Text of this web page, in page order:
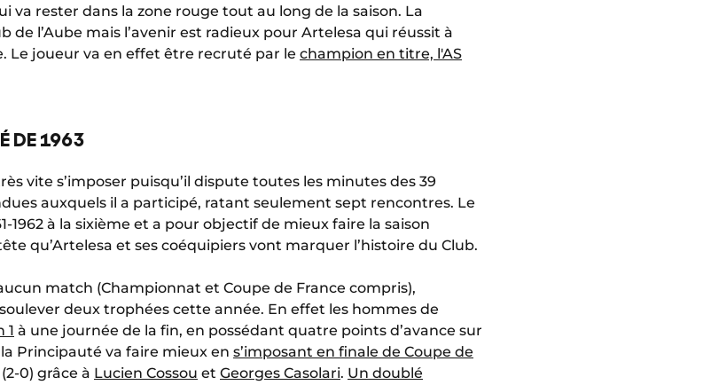
va rester dans la zone rouge tout au long de la saison. La
de l’Aube mais l’avenir est radieux pour Artelesa qui réussit à
Le joueur va en effet être recruté par le champion en titre, l'AS
DE 1963
vite s’imposer puisqu’il dispute toutes les minutes des 39
auxquels il a participé, ratant seulement sept rencontres. Le
1962 à la sixième et a pour objectif de mieux faire la saison
qu’Artelesa et ses coéquipiers vont marquer l’histoire du Club.
match (Championnat et Coupe de France compris),
deux trophées cette année. En effet les hommes de
1 à une journée de la fin, en possédant quatre points d’avance sur
Principauté va faire mieux en s’imposant en finale de Coupe de
0) grâce à Lucien Cossou et Georges Casolari. Un doublé